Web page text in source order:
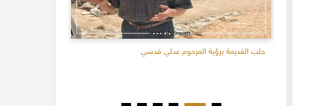
حلب القديمة برؤية المرحوم عدلي قدسي